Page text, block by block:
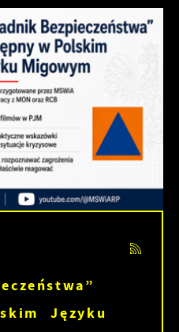
Języku